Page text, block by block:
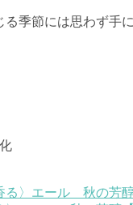
季節には思わず手